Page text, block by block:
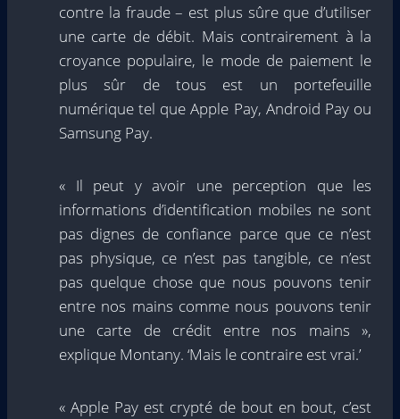
contre la fraude – est plus sûre que d’utiliser
une carte de débit. Mais contrairement à la
croyance populaire, le mode de paiement le
plus sûr de tous est un portefeuille
numérique tel que Apple Pay, Android Pay ou
Samsung Pay.
« Il peut y avoir une perception que les
informations d’identification mobiles ne sont
pas dignes de confiance parce que ce n’est
pas physique, ce n’est pas tangible, ce n’est
pas quelque chose que nous pouvons tenir
entre nos mains comme nous pouvons tenir
une carte de crédit entre nos mains »,
explique Montany. ‘Mais le contraire est vrai.’
« Apple Pay est crypté de bout en bout, c’est